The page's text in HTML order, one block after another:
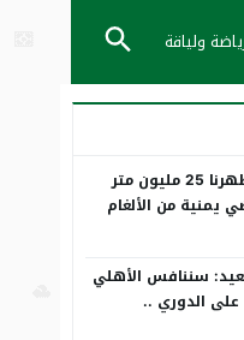
ولياقة
مسام: طهرنا 25 مليون متر
يمنية من الألغام
سننافس الأهلي
على الدوري ..